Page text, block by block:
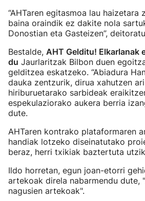
“AHTaren egitasmoa lau haizetara
baina oraindik ez dakite nola
Donostian eta Gasteizen”,
Bestalde, AHT Gelditu! Elkarlanak
du Jaurlaritzak Bilbon duen
gelditzea eskatzeko. “Abiadura
dauka zentzurik, dirua xahutzen
hiriburuetarako sarbideak
espekulaziorako aukera berria
dute.
AHTaren kontrako plataformaren
handiak lotzeko diseinatutako
beraz, herri txikiak baztertuta
Ildo horretan, egun joan-etorri
artekoak direla nabarmendu dute,
nagusien artekoak".